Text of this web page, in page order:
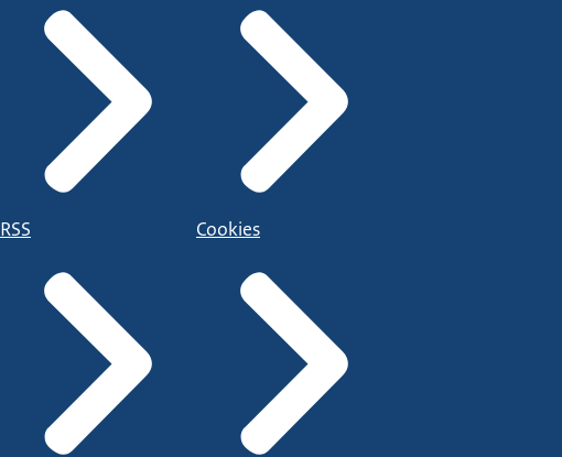
RSS Cookies